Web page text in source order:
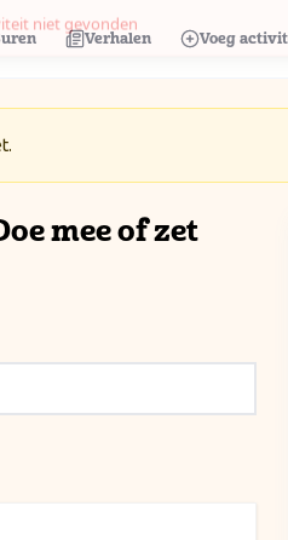
Verhalen Voeg
mee of zet